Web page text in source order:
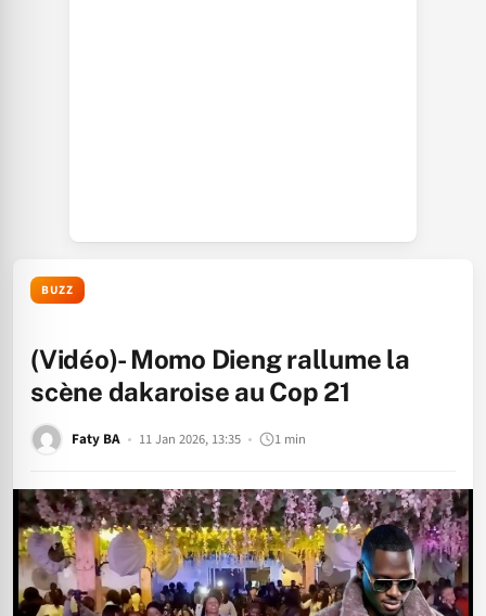
BUZZ
(Vidéo)- Momo Dieng rallume la
scène dakaroise au Cop 21
Faty BA 11 Jan 2026, 13:35 1 min